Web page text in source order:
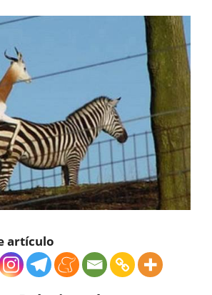
artículo